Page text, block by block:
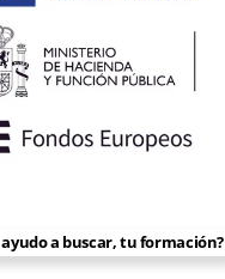
ayudo a buscar, tu formación?